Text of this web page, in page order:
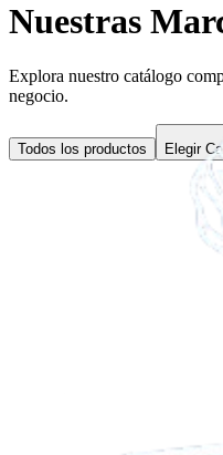
Nuestras
Explora nuestro catálogo
negocio.
Todos los productos Elegir